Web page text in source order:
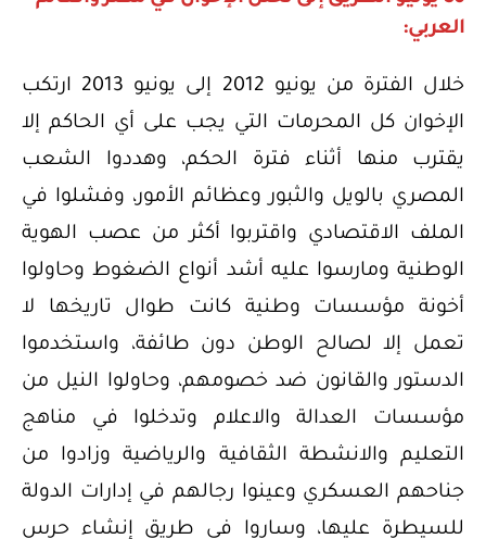
العربي:
خلال الفترة من يونيو 2012 إلى يونيو 2013 ارتكب
الإخوان كل المحرمات التي يجب على أي الحاكم إلا
يقترب منها أثناء فترة الحكم، وهددوا الشعب
المصري بالويل والثبور وعظائم الأمور، وفشلوا في
الملف الاقتصادي واقتربوا أكثر من عصب الهوية
الوطنية ومارسوا عليه أشد أنواع الضغوط وحاولوا
أخونة مؤسسات وطنية كانت طوال تاريخها لا
تعمل إلا لصالح الوطن دون طائفة، واستخدموا
الدستور والقانون ضد خصومهم، وحاولوا النيل من
مؤسسات العدالة والاعلام وتدخلوا في مناهج
التعليم والانشطة الثقافية والرياضية وزادوا من
جناحهم العسكري وعينوا رجالهم في إدارات الدولة
للسيطرة عليها، وساروا في طريق إنشاء حرس